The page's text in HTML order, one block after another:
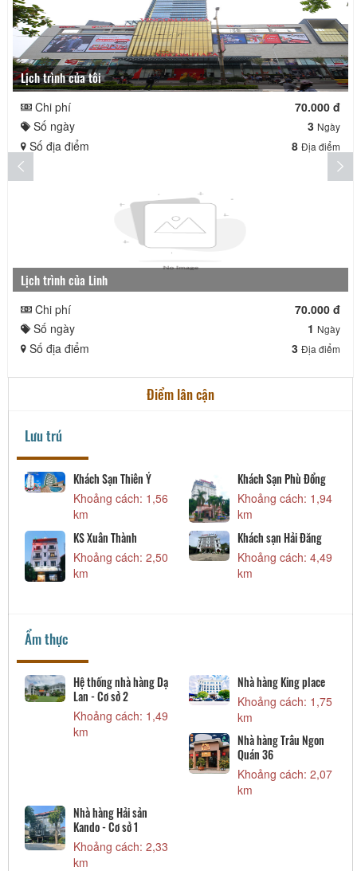
Lịch trình của tôi
Chi phí
70.000 đ
Số ngày
3 Ngày
Số địa điểm 8 Địa điểm
Lịch trình của Linh
Chi phí
70.000 đ
Số ngày
1 Ngày
Số địa điểm 3 Địa điểm
Điểm lân cận
Lưu trú
Khách Sạn Thiên Ý
Khoảng cách: 1,56
km
Khách Sạn Phù Đổng
Khoảng cách: 1,94
km
KS Xuân Thành
Khoảng cách: 2,50
km
Khách sạn Hải Đăng
Khoảng cách: 4,49
km
Ẩm thực
Hệ thống nhà hàng Dạ
Lan - Cơ sở 2
Khoảng cách: 1,49
km
Nhà hàng King place
Khoảng cách: 1,75
km
Nhà hàng Trâu Ngon
Quán 36
Khoảng cách: 2,07
km
Nhà hàng Hải sản
Kando - Cơ sở 1
Khoảng cách: 2,33
km